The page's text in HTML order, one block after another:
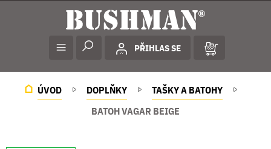
PŘIHLAS SE
ÚVOD DOPLŇKY
TAŠKY A BATOHY
BATOH VAGAR BEIGE